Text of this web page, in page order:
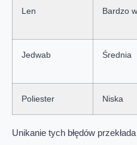
Len Bardzo
Jedwab Średnia
Poliester Niska
Unikanie tych błędów